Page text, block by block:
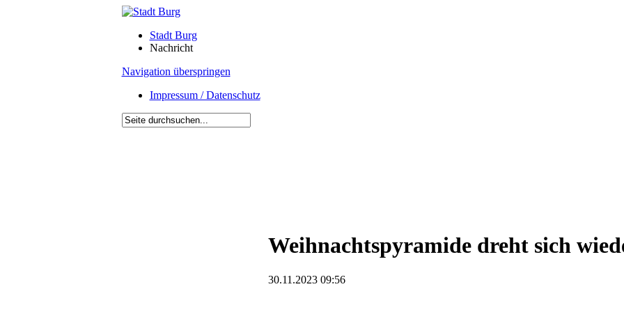
Stadt Burg
Nachricht
Navigation überspringen
Impressum / Datenschutz
Weihnachtspyramide dreht sich
30.11.2023 09:56